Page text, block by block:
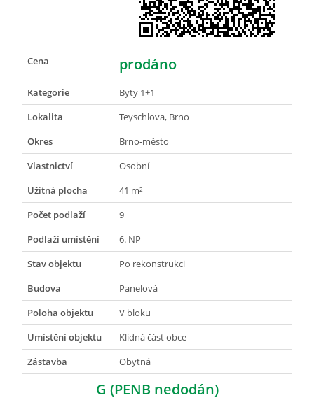
Cena prodáno
Kategorie
Byty 1+1
Lokalita
Teyschlova, Brno
Okres
Brno-město
Vlastnictví
Osobní
Užitná plocha
41 m²
Počet podlaží
9
Podlaží umístění
6. NP
Stav objektu
Po rekonstrukci
Budova
Panelová
Poloha objektu
V bloku
Umístění objektu
Klidná část obce
Zástavba
Obytná
G (PENB nedodán)